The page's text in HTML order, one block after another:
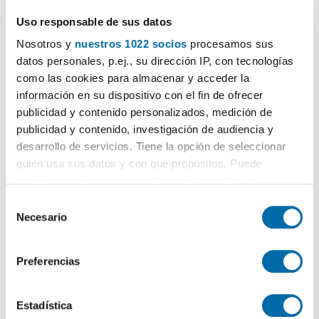
Uso responsable de sus datos
Nosotros y nuestros 1022 socios procesamos sus
datos personales, p.ej., su dirección IP, con tecnologías
como las cookies para almacenar y acceder la
información en su dispositivo con el fin de ofrecer
publicidad y contenido personalizados, medición de
publicidad y contenido, investigación de audiencia y
desarrollo de servicios. Tiene la opción de seleccionar
quién usa sus datos y con qué propósitos. Puede
el Menú de consentimiento.
Recopilar información sobre su ubicación geográfica
Identificar su dispositivo analizándolo activamente
Necesario
Preferencias
Estadística
Contactar
975€
Carpio 9, Carretera de Cádiz, Jardín de la Abadía, Málaga
Máx. 10km